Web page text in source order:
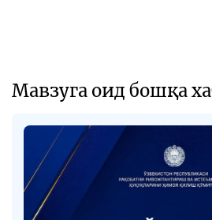
Мавзуга оид бошқа